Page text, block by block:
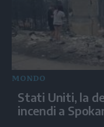
MONDO
Stati Uniti, la
incendi a